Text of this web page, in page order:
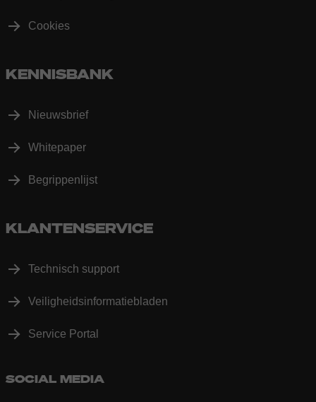
Cookies
KENNISBANK
Nieuwsbrief
Whitepaper
Begrippenlijst
KLANTENSERVICE
Technisch support
Veiligheidsinformatiebladen
Service Portal
SOCIAL MEDIA